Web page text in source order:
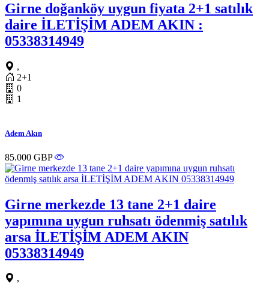
Girne doğanköy uygun fiyata 2+1 satılık
daire İLETİŞİM ADEM AKIN :
05338314949
,
2+1
0
1
Adem Akın
85.000 GBP
Girne merkezde 13 tane 2+1 daire
yapımına uygun ruhsatı ödenmiş satılık
arsa İLETİŞİM ADEM AKIN
05338314949
,